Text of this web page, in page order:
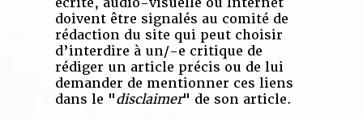
doivent être signalés au comité de
rédaction du site qui peut choisir
d’interdire à un/-e critique de
rédiger un article précis ou de lui
demander de mentionner ces liens
dans le "disclaimer" de son article.